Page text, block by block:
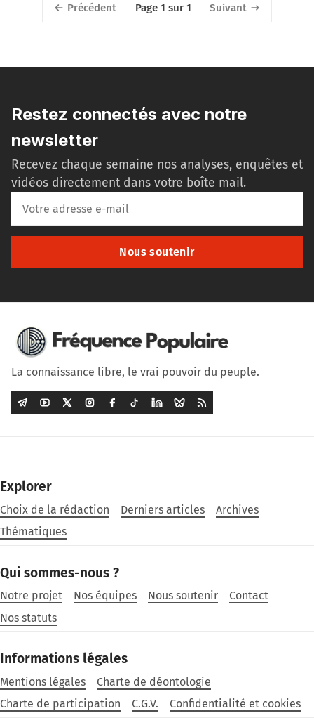
Précédent Page 1 sur 1 Suivant
Restez connectés avec notre
newsletter
Recevez chaque semaine nos analyses, enquêtes et
vidéos directement dans votre boîte mail.
Nous soutenir
La connaissance libre, le vrai pouvoir du peuple.
Explorer
Choix de la rédaction Derniers articles
Archives
Thématiques
Qui sommes-nous ?
Notre projet Nos équipes Nous soutenir
Contact
Nos statuts
Informations légales
Mentions légales
Charte de déontologie
Charte de participation
C.G.V. Confidentialité et cookies